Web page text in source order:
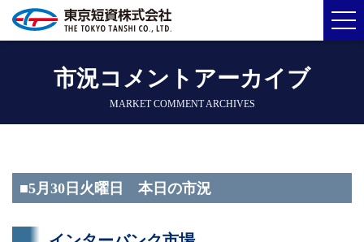
市況コメントアーカイブ
MARKET COMMENT ARCHIVES
■5月30日火曜日 本日の市況